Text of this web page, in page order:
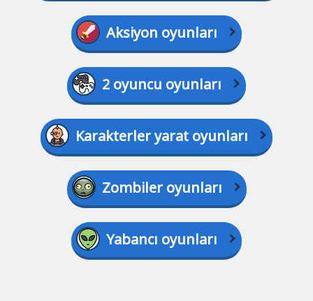
Aksiyon oyunları
2 oyuncu oyunları
Karakterler yarat oyunları
Zombiler oyunları
Yabancı oyunları